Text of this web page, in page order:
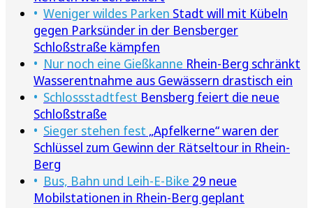
Weniger wildes Parken Stadt will mit Kübeln
gegen Parksünder in der Bensberger
Schloßstraße kämpfen
Nur noch eine Gießkanne Rhein-Berg schränkt
Wasserentnahme aus Gewässern drastisch ein
Schlossstadtfest Bensberg feiert die neue
Schloßstraße
Sieger stehen fest „Apfelkerne“ waren der
Schlüssel zum Gewinn der Rätseltour in Rhein-
Berg
Bus, Bahn und Leih-E-Bike 29 neue
Mobilstationen in Rhein-Berg geplant